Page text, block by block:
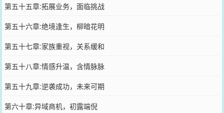
第五十五章:拓展业务，面临挑战
第五十六章:绝境逢生，柳暗花明
第五十七章:家族重视，关系缓和
第五十八章:情感升温，含情脉脉
第五十九章:逆袭成功，未来可期
第六十章:异域商机，初露端倪